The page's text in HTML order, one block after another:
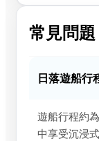
常見問題
日落遊船行
遊船行程約
中享受沉浸式